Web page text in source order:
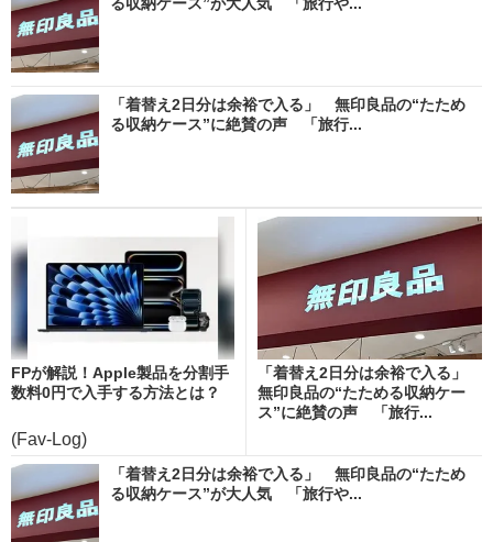
「着替え2日分は余裕で入る」 無印良品の“たため
る収納ケース”に絶賛の声 「旅行...
FPが解説！Apple製品を分割手
数料0円で入手する方法とは？
(Fav-Log)
「着替え2日分は余裕で入る」
無印良品の“たためる収納ケー
ス”に絶賛の声 「旅行...
「着替え2日分は余裕で入る」 無印良品の“たため
る収納ケース”が大人気 「旅行や...